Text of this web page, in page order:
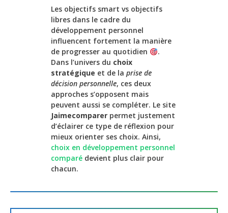
Les objectifs smart vs objectifs
libres dans le cadre du
développement personnel
influencent fortement la manière
de progresser au quotidien
.
Dans l’univers du choix
stratégique et de la prise de
décision personnelle, ces deux
approches s’opposent mais
peuvent aussi se compléter. Le site
Jaimecomparer permet justement
d’éclairer ce type de réflexion pour
mieux orienter ses choix. Ainsi,
choix en développement personnel
comparé devient plus clair pour
chacun.